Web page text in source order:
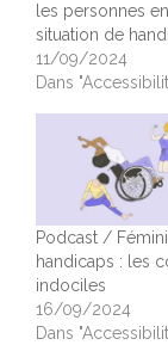
les personnes en
situation de
11/09/2024
Dans
Podcast /
handicaps : les
indociles
16/09/2024
Dans